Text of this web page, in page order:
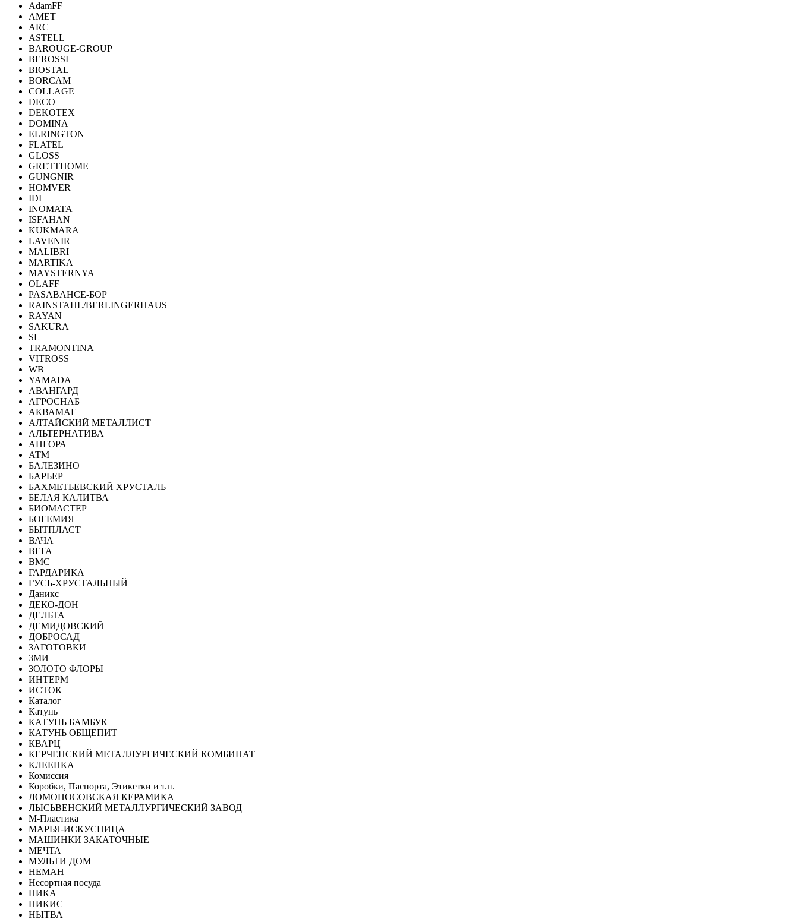
AdamFF
AMET
ARC
ASTELL
BAROUGE-GROUP
BEROSSI
BIOSTAL
BORCAM
COLLAGE
DECO
DEKOTEX
DOMINA
ELRINGTON
FLATEL
GLOSS
GRETTHOME
GUNGNIR
HOMVER
IDI
INOMATA
ISFAHAN
KUKMARA
LAVENIR
MALIBRI
MARTIKA
MAYSTERNYA
OLAFF
PASABAHCE-БОР
RAINSTAHL/BERLINGERHAUS
RAYAN
SAKURA
SL
TRAMONTINA
VITROSS
WB
YAMADA
АВАНГАРД
АГРОСНАБ
АКВАМАГ
АЛТАЙСКИЙ МЕТАЛЛИСТ
АЛЬТЕРНАТИВА
АНГОРА
АТМ
БАЛЕЗИНО
БАРЬЕР
БАХМЕТЬЕВСКИЙ ХРУСТАЛЬ
БЕЛАЯ КАЛИТВА
БИОМАСТЕР
БОГЕМИЯ
БЫТПЛАСТ
ВАЧА
ВЕГА
ВМС
ГАРДАРИКА
ГУСЬ-ХРУСТАЛЬНЫЙ
Даникс
ДЕКО-ДОН
ДЕЛЬТА
ДЕМИДОВСКИЙ
ДОБРОСАД
ЗАГОТОВКИ
ЗМИ
ЗОЛОТО ФЛОРЫ
ИНТЕРМ
ИСТОК
Каталог
Катунь
КАТУНЬ БАМБУК
КАТУНЬ ОБЩЕПИТ
КВАРЦ
КЕРЧЕНСКИЙ МЕТАЛЛУРГИЧЕСКИЙ КОМБИНАТ
КЛЕЕНКА
Комиссия
Коробки, Паспорта, Этикетки и т.п.
ЛОМОНОСОВСКАЯ КЕРАМИКА
ЛЫСЬВЕНСКИЙ МЕТАЛЛУРГИЧЕСКИЙ ЗАВОД
М-Пластика
МАРЬЯ-ИСКУСНИЦА
МАШИНКИ ЗАКАТОЧНЫЕ
МЕЧТА
МУЛЬТИ ДОМ
НЕМАН
Несортная посуда
НИКА
НИКИС
НЫТВА